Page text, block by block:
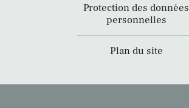
Protection des données
personnelles
Plan du site